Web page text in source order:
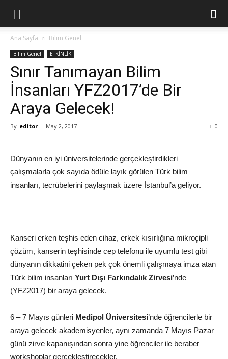
Ana Sayfa Bilim Genel
Bilim Genel ETKİNLİK
Sınır Tanımayan Bilim
İnsanları YFZ2017’de Bir
Araya Gelecek!
By editor - May 2, 2017 0
Dünyanın en iyi üniversitelerinde gerçekleştirdikleri
çalışmalarla çok sayıda ödüle layık görülen Türk bilim
insanları, tecrübelerini paylaşmak üzere İstanbul’a geliyor.
Kanseri erken teşhis eden cihaz, erkek kısırlığına mikroçipli
çözüm, kanserin teşhisinde cep telefonu ile uyumlu test gibi
dünyanın dikkatini çeken pek çok önemli çalışmaya imza atan
Türk bilim insanları Yurt Dışı Farkındalık Zirvesi’nde
(YFZ2017) bir araya gelecek.
6 – 7 Mayıs günleri Medipol Üniversitesi’nde öğrencilerle bir
araya gelecek akademisyenler, aynı zamanda 7 Mayıs Pazar
günü zirve kapanışından sonra yine öğrenciler ile beraber
workshoplar gerçekleştirecekler.